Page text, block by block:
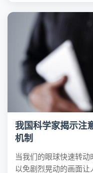
我国科学家揭示注
机制
当我们的眼球快速转动
以免剧烈晃动的画面